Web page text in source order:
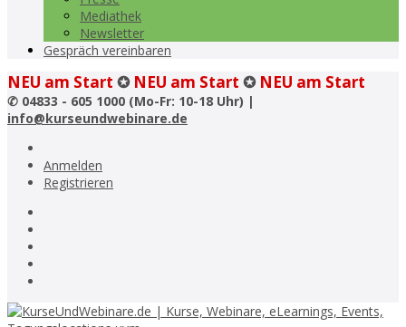
Mediathek
Newsletter
Gespräch vereinbaren
NEU am Start ✪ NEU am Start ✪ NEU am Start
✆ 04833 - 605 1000 (Mo-Fr: 10-18 Uhr) |
info@kurseundwebinare.de
Anmelden
Registrieren